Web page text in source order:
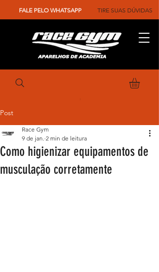
FALE PELO WHATSAPP TIRE SUAS DÚVIDAS
Post
Como higienizar equipamentos de
musculação corretamente
Race Gym
9 de jan. 2 min de leitura